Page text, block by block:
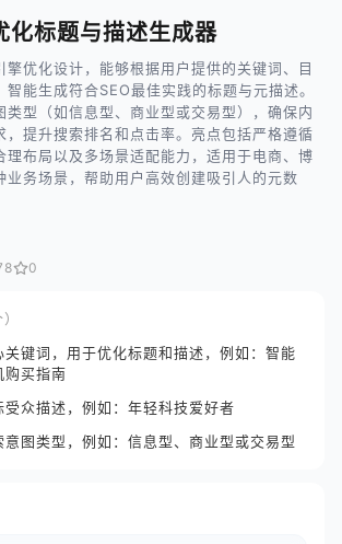
化标题与描述生成器
擎优化设计，能够根据用户提供的关键词、目
能生成符合SEO最佳实践的标题与元描述。
类型（如信息型、商业型或交易型），确保内
，提升搜索排名和点击率。亮点包括严格遵循
理布局以及多场景适配能力，适用于电商、博
业务场景，帮助用户高效创建吸引人的元数
0
关键词，用于优化标题和描述，例如：智能
购买指南
受众描述，例如：年轻科技爱好者
意图类型，例如：信息型、商业型或交易型